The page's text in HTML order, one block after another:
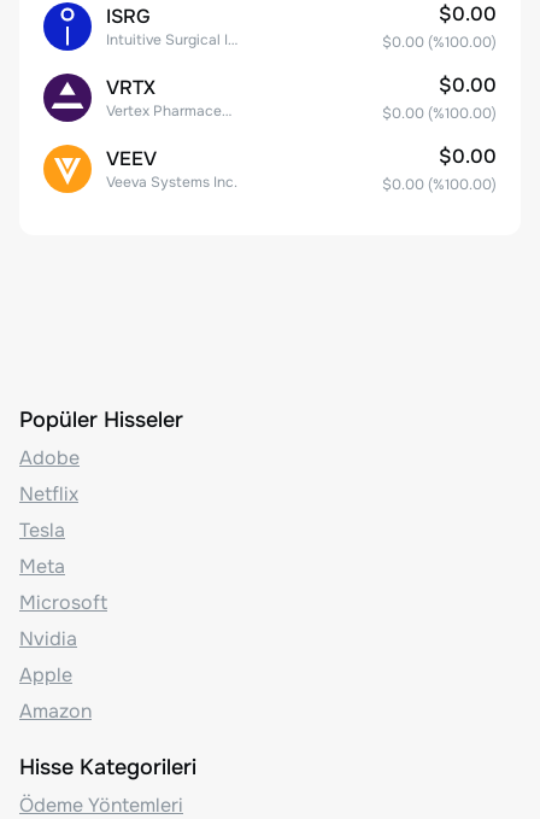
ISRG
Intuitive Surgical Inc.
$0.00
$0.00 (%100.00)
VRTX
Vertex Pharmaceuticals Inc
$0.00
$0.00 (%100.00)
VEEV
Veeva Systems Inc.
$0.00
$0.00 (%100.00)
Popüler Hisseler
Adobe
Netflix
Tesla
Meta
Microsoft
Nvidia
Apple
Amazon
Hisse Kategorileri
Ödeme Yöntemleri